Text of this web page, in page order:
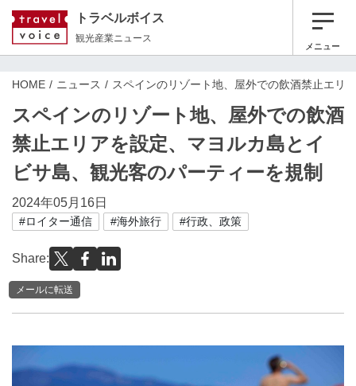
トラベルボイス
観光産業ニュース
メニュー
HOME ニュース スペインのリゾート地、屋外での飲酒禁止エリ
スペインのリゾート地、屋外での飲酒
禁止エリアを設定、マヨルカ島とイ
ビサ島、観光客のパーティーを規制
2024年05月16日
#ロイター通信 #海外旅行 #行政、政策
Share:
メールに転送